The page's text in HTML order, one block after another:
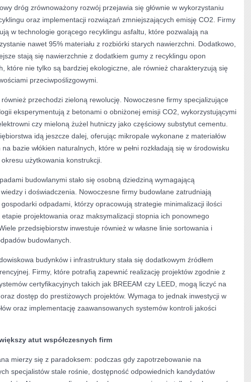
dróg zrównoważony rozwój przejawia się głównie w wykorzystaniu
oraz implementacji rozwiązań zmniejszających emisję CO2. Firmy
w technologie gorącego recyklingu asfaltu, które pozwalają na
nawet 95% materiału z rozbiórki starych nawierzchni. Dodatkowo,
stają się nawierzchnie z dodatkiem gumy z recyklingu opon
które nie tylko są bardziej ekologiczne, ale również charakteryzują się
przeciwpoślizgowymi.
przechodzi zieloną rewolucję. Nowoczesne firmy specjalizujące
eksperymentują z betonami o obniżonej emisji CO2, wykorzystującymi
czy mieloną żużel hutniczy jako częściowy substytut cementu.
idą jeszcze dalej, oferując mikropale wykonane z materiałów
bazie włókien naturalnych, które w pełni rozkładają się w środowisku
użytkowania konstrukcji.
budowlanymi stało się osobną dziedziną wymagającą
i doświadczenia. Nowoczesne firmy budowlane zatrudniają
odpadami, którzy opracowują strategie minimalizacji ilości
projektowania oraz maksymalizacji stopnia ich ponownego
przedsiębiorstw inwestuje również w własne linie sortowania i
budowlanych.
budynków i infrastruktury stała się dodatkowym źródłem
Firmy, które potrafią zapewnić realizację projektów zgodnie z
certyfikacyjnych takich jak BREEAM czy LEED, mogą liczyć na
dostęp do prestiżowych projektów. Wymaga to jednak inwestycji w
oraz implementację zaawansowanych systemów kontroli jakości
atut współczesnych firm
mierzy się z paradoksem: podczas gdy zapotrzebowanie na
specjalistów stale rośnie, dostępność odpowiednich kandydatów